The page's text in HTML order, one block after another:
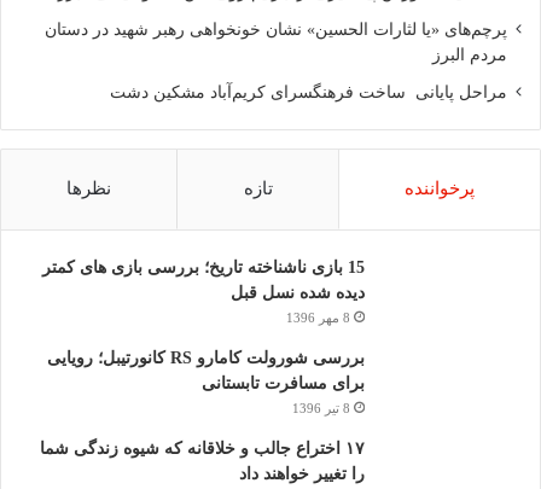
پرچم‌های «یا لثارات الحسین» نشان خونخواهی رهبر شهید در دستان
مردم البرز
مراحل پایانی ساخت فرهنگسرای کریم‌آباد مشکین دشت
پرخواننده تازه نظرها
15 بازی ناشناخته تاریخ؛ بررسی بازی های کمتر
دیده شده نسل قبل
8 مهر 1396
بررسی شورولت کامارو RS کانورتیبل؛ رویایی
برای مسافرت تابستانی
8 تیر 1396
۱۷ اختراع جالب و خلاقانه که شیوه زندگی شما
را تغییر خواهند داد